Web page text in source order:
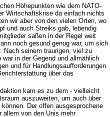
Höhepunkten wie dem NATO-
Wirtschaftskrise da einfach nichts
wir aber von den vielen Orten, wo
und auch Streiks gab, lebendig
saßen in der Regel weit
noch gesund genug war, um sich
Nach seinem traurigen, viel zu
in der Gegend und allmählich
und für Handlungsaufforderungen
über das
kam es zu dem - vielleicht
auszuweiten, um auch über
Der offen ausgesprochene
allem von den Unis mehr